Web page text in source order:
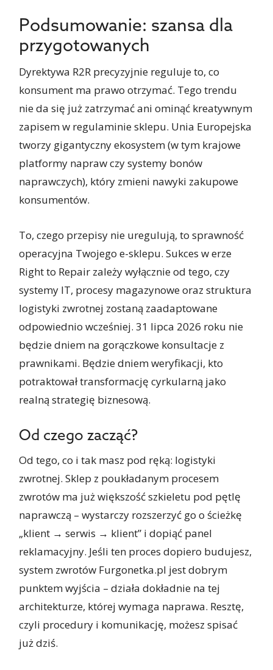
Podsumowanie: szansa dla
przygotowanych
Dyrektywa R2R precyzyjnie reguluje to, co
konsument ma prawo otrzymać. Tego trendu
nie da się już zatrzymać ani ominąć kreatywnym
zapisem w regulaminie sklepu. Unia Europejska
tworzy gigantyczny ekosystem (w tym krajowe
platformy napraw czy systemy bonów
naprawczych), który zmieni nawyki zakupowe
konsumentów.
To, czego przepisy nie uregulują, to sprawność
operacyjna Twojego e-sklepu. Sukces w erze
Right to Repair zależy wyłącznie od tego, czy
systemy IT, procesy magazynowe oraz struktura
logistyki zwrotnej zostaną zaadaptowane
odpowiednio wcześniej. 31 lipca 2026 roku nie
będzie dniem na gorączkowe konsultacje z
prawnikami. Będzie dniem weryfikacji, kto
potraktował transformację cyrkularną jako
realną strategię biznesową.
Od czego zacząć?
Od tego, co i tak masz pod ręką: logistyki
zwrotnej. Sklep z poukładanym procesem
zwrotów ma już większość szkieletu pod pętlę
naprawczą – wystarczy rozszerzyć go o ścieżkę
„klient → serwis → klient” i dopiąć panel
reklamacyjny. Jeśli ten proces dopiero budujesz,
system zwrotów Furgonetka.pl jest dobrym
punktem wyjścia – działa dokładnie na tej
architekturze, której wymaga naprawa. Resztę,
czyli procedury i komunikację, możesz spisać
już dziś.